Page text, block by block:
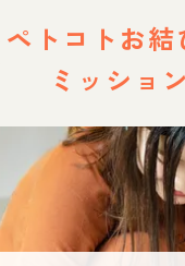
ペトコトお結
ミッション